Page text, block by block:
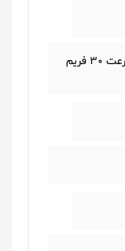
رزولوشن (1920 × 1080) Full HD با سرعت 30 فریم